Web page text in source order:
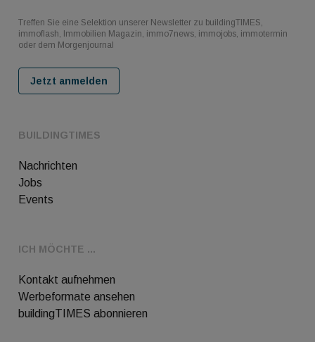
BUILDINGTIMES
Nachrichten
Jobs
Events
ICH MÖCHTE ...
Kontakt aufnehmen
Werbeformate ansehen
buildingTIMES abonnieren
Treffen Sie eine Selektion unserer Newsletter zu buildingTIMES,
immoflash, Immobilien Magazin, immo7news, immojobs, immotermin
oder dem Morgenjournal
Jetzt anmelden